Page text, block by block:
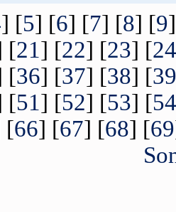
] [5] [6] [7] [8] [9
[21] [22] [23] [24
[36] [37] [38] [39
[51] [52] [53] [54
[66] [67] [68] [69